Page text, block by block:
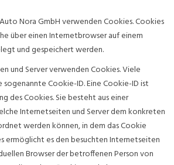
Nora GmbH verwenden Cookies. Cookies
über einen Internetbrowser auf einem
und gespeichert werden.
und Server verwenden Cookies. Viele
Cookie-ID. Eine Cookie-ID ist
des Cookies. Sie besteht aus einer
Internetseiten und Server dem konkreten
werden können, in dem das Cookie
ermöglicht es den besuchten Internetseiten
Browser der betroffenen Person von